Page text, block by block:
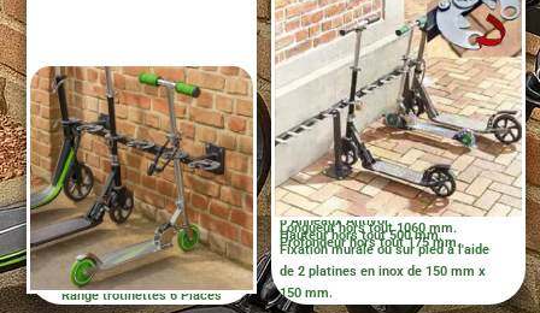
Range trotinettes 6 Places
Fixation murale ou sur pied à l'aide
de 2 platines en inox de 150 mm x
150 mm.
Profondeur hors tout 175 mm.
Hauteur hors tout 500 mm.
Longueur hors tout 1060 mm.
6 Anneaux Antivol.